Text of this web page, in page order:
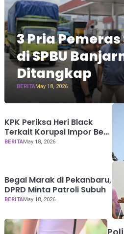
3 Pria
di SPBU
Ditangkap
BERITAMay 18, 2026
KPK Periksa Heri Black
Terkait Korupsi Impor Bea
Cukai
BERITAMay 18, 2026
Begal Marak di Pekanbaru,
DPRD Minta Patroli Subuh
BERITAMay 18, 2026